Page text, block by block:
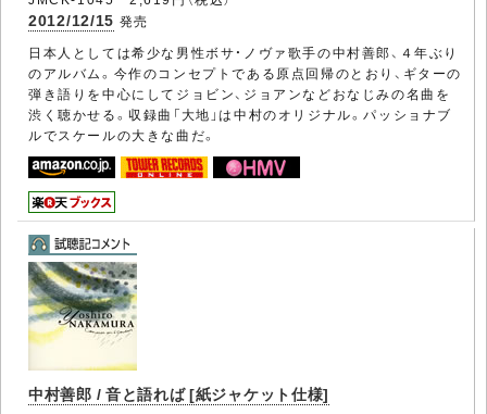
2012/12/15 発売
日本人としては希少な男性ボサ・ノヴァ歌手の中村善郎、４年ぶり
のアルバム。今作のコンセプトである原点回帰のとおり、ギターの
弾き語りを中心にしてジョビン、ジョアンなどおなじみの名曲を
渋く聴かせる。収録曲「大地」は中村のオリジナル。パッショナブ
ルでスケールの大きな曲だ。
中村善郎 / 音と語れば [紙ジャケット仕様]